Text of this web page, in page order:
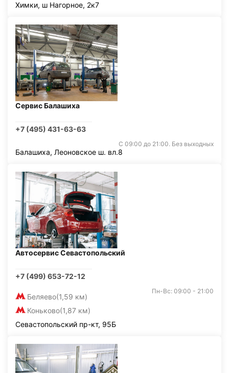
Химки, ш Нагорное, 2к7
Сервис Балашиха
+7 (495) 431-63-63
С 09:00 до 21:00. Без выходных
Балашиха, Леоновское ш. вл.8
Автосервис Севастопольский
+7 (499) 653-72-12
Беляево(1,59 км)
Коньково(1,87 км)
Пн-Вс: 09:00 - 21:00
Севастопольский пр-кт, 95Б